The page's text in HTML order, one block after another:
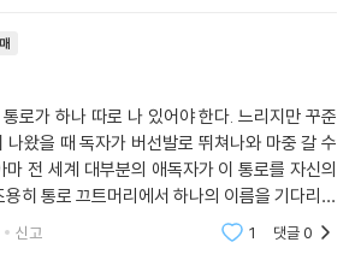
큰 이유일 것이다. 김보영의 작품은 우리가 책
는 이유에 대해 생각하게 하고 그 이유 자체가
운) 자연적 현상을, 비논리적인(마찬가지로 그
연결 지어 그 둘이 전혀 다른 무언가가 아니라
을 김보영만큼 탁월하게 이야기하는 작가는 여
울 것이다. 과학은 자연을 이해하고 설명하는
로가 하나 따로 나 있어야 한다. 느리지만 꾸준
나왔을 때 독자가 버선발로 뛰쳐나와 마중 갈 수
전 세계 대부분의 애독자가 이 통로를 자신의
히 통로 끄트머리에서 하나의 이름을 기다리고
신간이 나왔으니, 환호하며 버선발로 뛰어나
신고 1 댓글0